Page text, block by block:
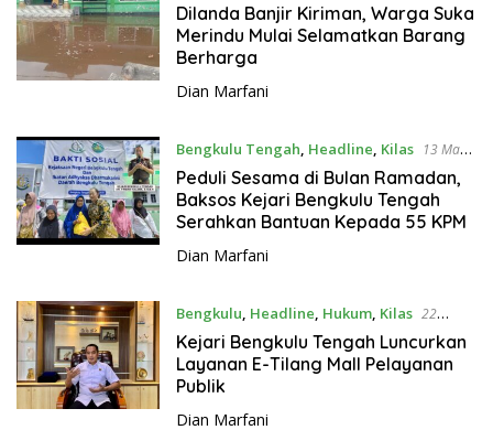
Dilanda Banjir Kiriman, Warga Suka
Merindu Mulai Selamatkan Barang
Berharga
Dian Marfani
Bengkulu Tengah Headline Kilas
13 Maret
2025
Peduli Sesama di Bulan Ramadan,
Baksos Kejari Bengkulu Tengah
Serahkan Bantuan Kepada 55 KPM
Dian Marfani
Bengkulu Headline Hukum, Kilas 22
Februari 2025
Kejari Bengkulu Tengah Luncurkan
Layanan E-Tilang Mall Pelayanan
Publik
Dian Marfani